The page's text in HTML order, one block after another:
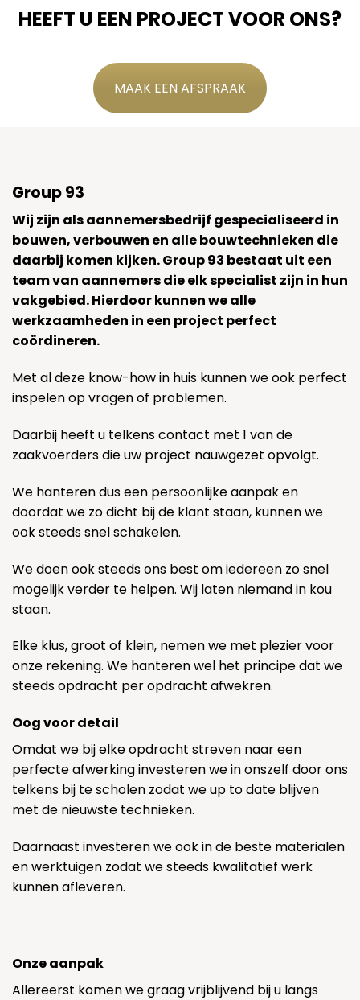
HEEFT U EEN PROJECT VOOR ONS?
MAAK EEN AFSPRAAK
Group 93
Wij zijn als aannemersbedrijf gespecialiseerd in
bouwen, verbouwen en alle bouwtechnieken die
daarbij komen kijken. Group 93 bestaat uit een
team van aannemers die elk specialist zijn in hun
vakgebied. Hierdoor kunnen we alle
werkzaamheden in een project perfect
coördineren.
Met al deze know-how in huis kunnen we ook perfect
inspelen op vragen of problemen.
Daarbij heeft u telkens contact met 1 van de
zaakvoerders die uw project nauwgezet opvolgt.
We hanteren dus een persoonlijke aanpak en
doordat we zo dicht bij de klant staan, kunnen we
ook steeds snel schakelen.
We doen ook steeds ons best om iedereen zo snel
mogelijk verder te helpen. Wij laten niemand in kou
staan.
Elke klus, groot of klein, nemen we met plezier voor
onze rekening. We hanteren wel het principe dat we
steeds opdracht per opdracht afwekren.
Oog voor detail
Omdat we bij elke opdracht streven naar een
perfecte afwerking investeren we in onszelf door ons
telkens bij te scholen zodat we up to date blijven
met de nieuwste technieken.
Daarnaast investeren we ook in de beste materialen
en werktuigen zodat we steeds kwalitatief werk
kunnen afleveren.
Onze aanpak
Allereerst komen we graag vrijblijvend bij u langs